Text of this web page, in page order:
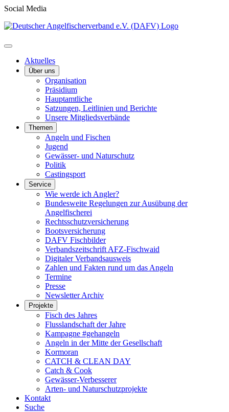
Social Media
Aktuelles
Über uns
Organisation
Präsidium
Hauptamtliche
Satzungen, Leitlinien und Berichte
Unsere Mitgliedsverbände
Themen
Angeln und Fischen
Jugend
Gewässer- und Naturschutz
Politik
Castingsport
Service
Wie werde ich Angler?
Bundesweite Regelungen zur Ausübung der
Angelfischerei
Rechtsschutzversicherung
Bootsversicherung
DAFV Fischbilder
Verbandszeitschrift AFZ-Fischwaid
Digitaler Verbandsausweis
Zahlen und Fakten rund um das Angeln
Termine
Presse
Newsletter Archiv
Projekte
Fisch des Jahres
Flusslandschaft der Jahre
Kampagne #gehangeln
Angeln in der Mitte der Gesellschaft
Kormoran
CATCH & CLEAN DAY
Catch & Cook
Gewässer-Verbesserer
Arten- und Naturschutzprojekte
Kontakt
Suche